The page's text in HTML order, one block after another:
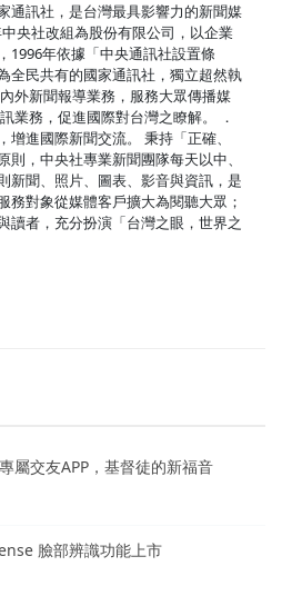
通訊社，是台灣最具影響力的新聞媒
央社改組為股份有限公司，以企業
1996年依據「中央通訊社設置條
全民共有的國家通訊社，獨立超然執
外新聞報導業務，服務大眾傳播媒
業務，促進國際對台灣之瞭解。 ．
進國際新聞交流。 秉持「正確、
，中央社專業新聞團隊每天以中、
新聞、照片、圖表、影音與資訊，是
務對象從媒體客戶擴大為閱聽大眾；
讀者，充分扮演「台灣之眼，世界之
屬交友APP，基督徒的新福音
臉部辨識功能上市